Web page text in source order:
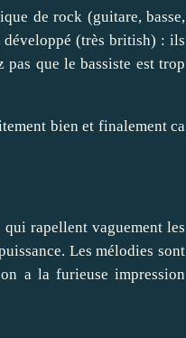
de rock (guitare, basse,
développé (très british) : ils
que le bassiste est trop
bien et finalement ca
rapellent vaguement les
Les mélodies sont
a la furieuse impression